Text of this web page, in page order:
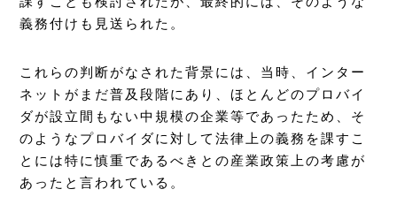
義務付けも見送られた。
これらの判断がなされた背景には、当時、インター
ネットがまだ普及段階にあり、ほとんどのプロバイ
ダが設立間もない中規模の企業等であったため、そ
のようなプロバイダに対して法律上の義務を課すこ
とには特に慎重であるべきとの産業政策上の考慮が
あったと言われている。